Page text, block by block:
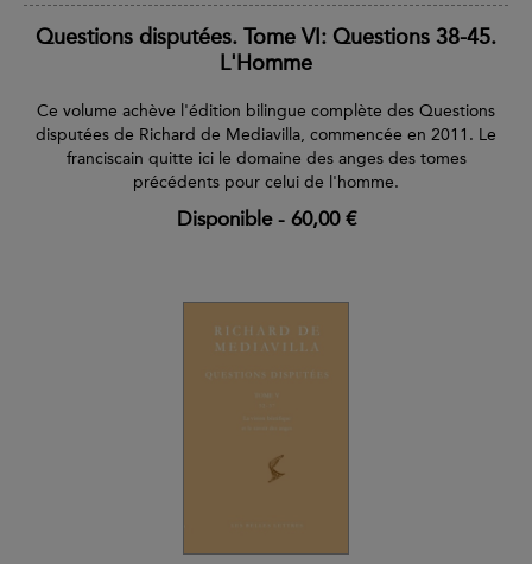
Questions disputées. Tome VI: Questions 38-45.
L'Homme
Ce volume achève l'édition bilingue complète des Questions
disputées de Richard de Mediavilla, commencée en 2011. Le
franciscain quitte ici le domaine des anges des tomes
précédents pour celui de l'homme.
Disponible- 60,00 €